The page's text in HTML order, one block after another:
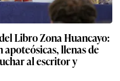
Libro Zona Huancayo:
apoteósicas, llenas de
al escritor y